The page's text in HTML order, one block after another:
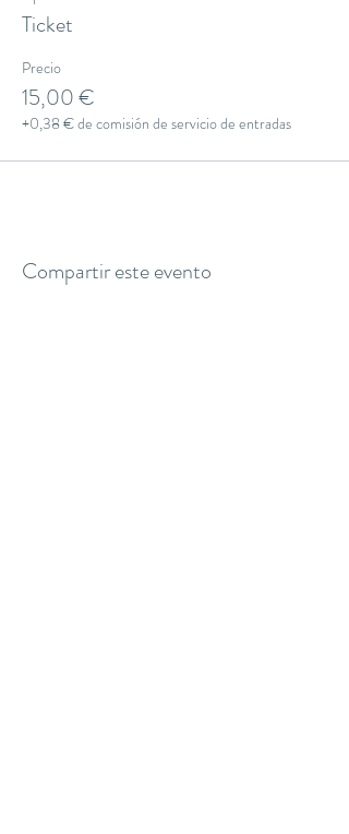
Ticket
Precio
15,00 €
+0,38 € de comisión de servicio de entradas
Compartir este evento